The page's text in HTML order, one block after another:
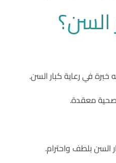
السن؟
في رعاية كبار السن.
معقدة.
السن بلطف واحترام.